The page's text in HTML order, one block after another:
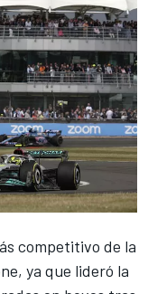
competitivo de la
ya que lideró la